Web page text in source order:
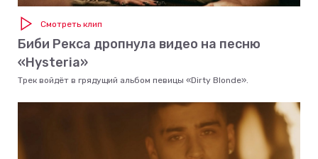
Смотреть клип
Биби Рекса дропнула видео на песню
«Hysteria»
Трек войдёт в грядущий альбом певицы «Dirty Blonde».